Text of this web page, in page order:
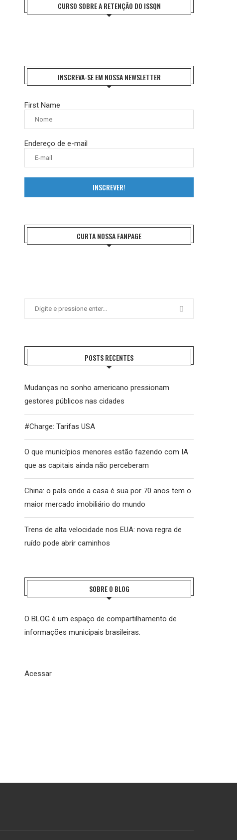
CURSO SOBRE A RETENÇÃO DO ISSQN
INSCREVA-SE EM NOSSA NEWSLETTER
First Name
Endereço de e-mail
INSCREVER!
CURTA NOSSA FANPAGE
POSTS RECENTES
Mudanças no sonho americano pressionam
gestores públicos nas cidades
#Charge: Tarifas USA
O que municípios menores estão fazendo com IA
que as capitais ainda não perceberam
China: o país onde a casa é sua por 70 anos tem o
maior mercado imobiliário do mundo
Trens de alta velocidade nos EUA: nova regra de
ruído pode abrir caminhos
SOBRE O BLOG
O BLOG é um espaço de compartilhamento de
informações municipais brasileiras.
Acessar